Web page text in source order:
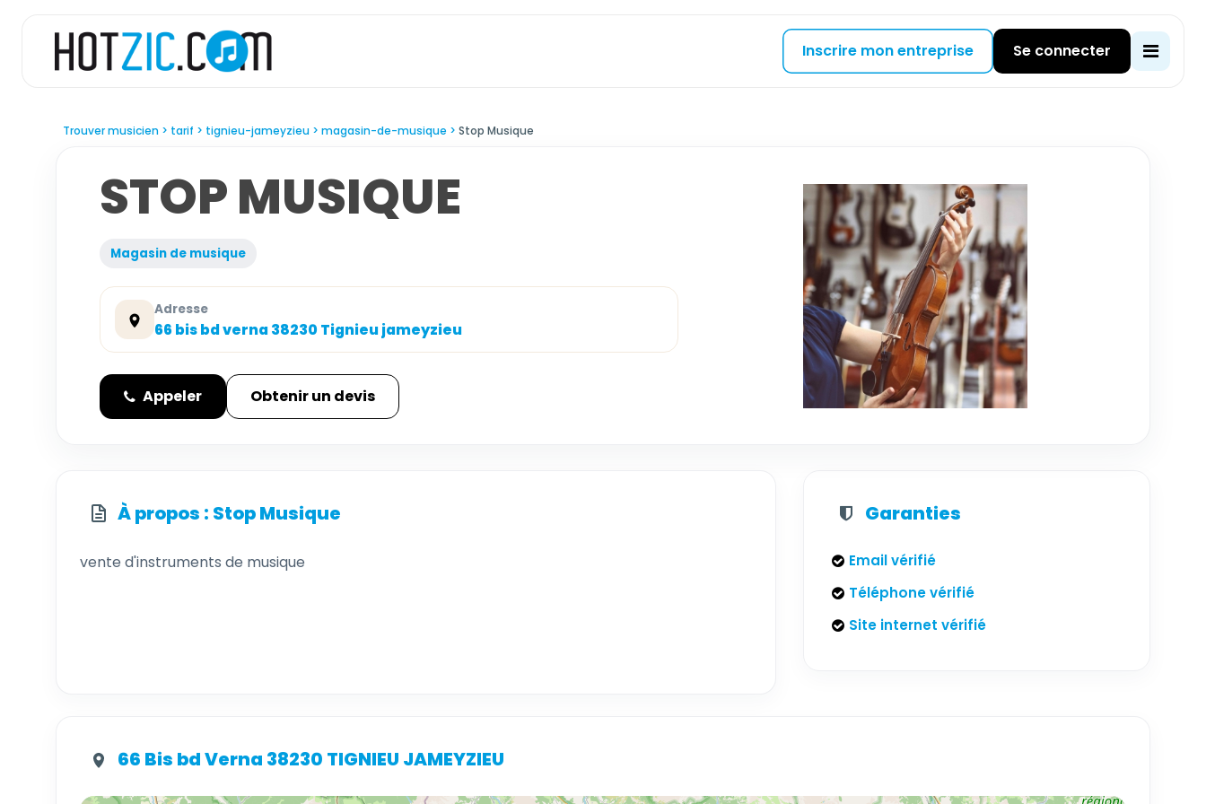
Inscrire mon entreprise Se connecter
Trouver musicien tarif tignieu-jameyzieu magasin-de-musique Stop Musique
STOP MUSIQUE
Magasin de musique
Adresse
66 bis bd verna 38230 Tignieu jameyzieu
Appeler Obtenir un devis
À propos : Stop Musique
vente d'instruments de musique
Garanties
Email vérifié
Téléphone vérifié
Site internet vérifié
66 Bis bd Verna 38230 TIGNIEU JAMEYZIEU